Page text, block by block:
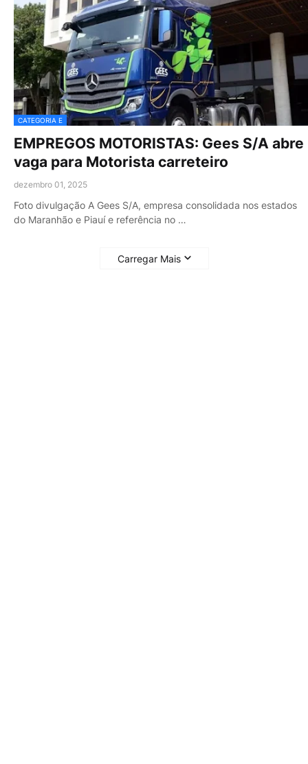
CATEGORIA E
EMPREGOS MOTORISTAS: Gees S/A abre
vaga para Motorista carreteiro
dezembro 01, 2025
Foto divulgação A Gees S/A, empresa consolidada nos estados
do Maranhão e Piauí e referência no …
Carregar Mais